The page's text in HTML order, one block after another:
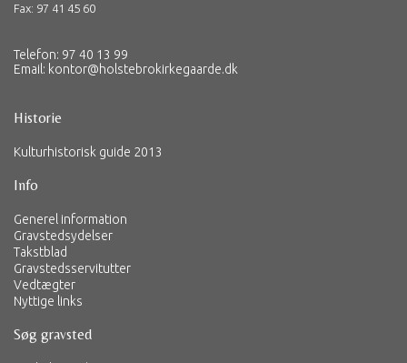
Fax: 97 41 45 60
Telefon: 97 40 13 99
Email: kontor@holstebrokirkegaarde.dk
Historie
Kulturhistorisk guide 2013
Info
Generel information
Gravstedsydelser
Takstblad
Gravstedsservitutter
Vedtægter
Nyttige links
Søg gravsted